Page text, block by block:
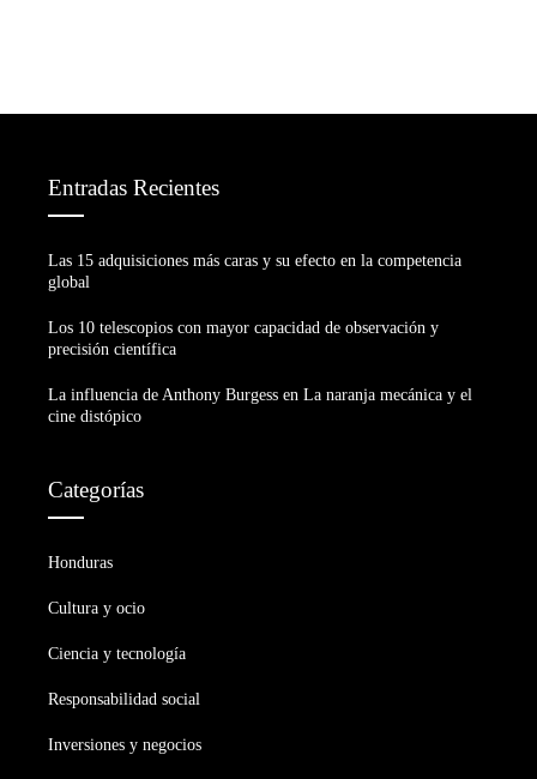
Entradas Recientes
Las 15 adquisiciones más caras y su efecto en la competencia
global
Los 10 telescopios con mayor capacidad de observación y
precisión científica
La influencia de Anthony Burgess en La naranja mecánica y el
cine distópico
Categorías
Honduras
Cultura y ocio
Ciencia y tecnología
Responsabilidad social
Inversiones y negocios